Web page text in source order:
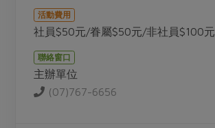
保健食品
居家好物
美妝保養
涼拌沙拉
飲品
議題活動
主婦聯盟X樂齡網特約優惠案
30%rPET紅烏龍茶
2024農業發展計畫年度報告
廢核運動
減添加物 減塑減廢
公益金
更多議題
合作社法規
社務專區
活動費用
社員$50元/眷屬$50元/非社員$100元
聯絡窗口
主辦單位
(07)767-6656